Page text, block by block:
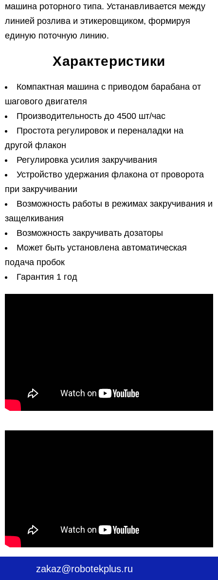
машина роторного типа. Устанавливается между
линией розлива и этикеровщиком, формируя
единую поточную линию.
Характеристики
Компактная машина с приводом барабана от
шагового двигателя
Производительность до 4500 шт/час
Простота регулировок и переналадки на
другой флакон
Регулировка усилия закручивания
Устройство удержания флакона от проворота
при закручивании
Возможность работы в режимах закручивания и
защелкивания
Возможность закручивать дозаторы
Может быть установлена автоматическая
подача пробок
Гарантия 1 год
zakaz@robotekplus.ru